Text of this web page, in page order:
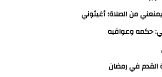
من الصلاة؛ أغيثوني
حكمه وعواقبه
القدم في رمضان